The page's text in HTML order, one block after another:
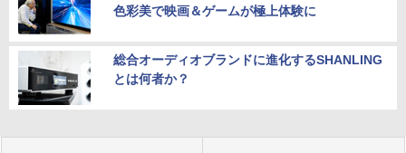
色彩美で映画＆ゲームが極上体験に
総合オーディオブランドに進化するSHANLING
とは何者か？